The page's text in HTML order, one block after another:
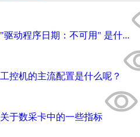
"驱动程序日期：不可用" 是什...
工控机的主流配置是什么呢？
关于数采卡中的一些指标